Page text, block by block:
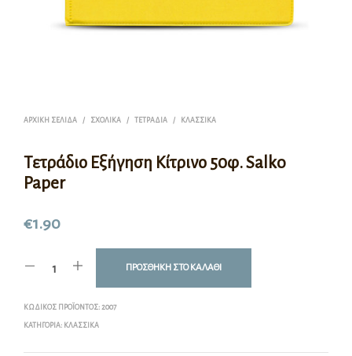
ΑΡΧΙΚΉ ΣΕΛΊΔΑ / ΣΧΟΛΙΚΆ / ΤΕΤΡΆΔΙΑ / ΚΛΑΣΣΙΚΆ
Τετράδιο Εξήγηση Κίτρινο 50φ. Salko
Paper
€1.90
ΠΡΟΣΘΉΚΗ ΣΤΟ ΚΑΛΆΘΙ
ΚΩΔΙΚΌΣ ΠΡΟΪΌΝΤΟΣ: 2007
ΚΑΤΗΓΟΡΊΑ: ΚΛΑΣΣΙΚΆ